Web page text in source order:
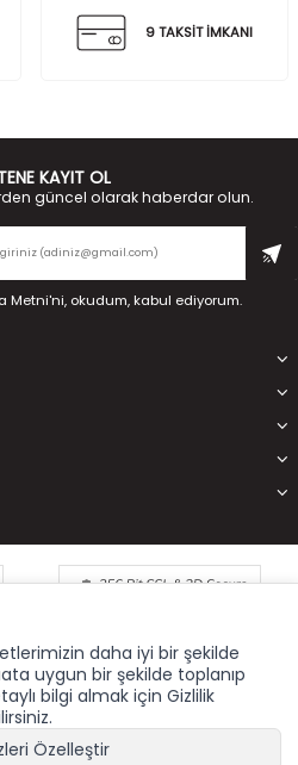
9 TAKSİT İMKANI
KAYIT OL
güncel olarak haberdar olun.
Metni'ni, okudum, kabul ediyorum.
sunabilmek için çerez
devam etmeniz
daha iyi bir şekilde
uygun bir şekilde toplanıp
bilgi almak için Gizlilik
Özelleştir